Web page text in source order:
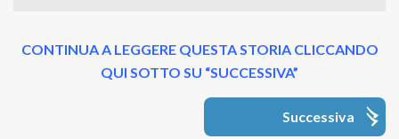
CONTINUA A LEGGERE QUESTA STORIA CLICCANDO
QUI SOTTO SU “SUCCESSIVA”
Successiva